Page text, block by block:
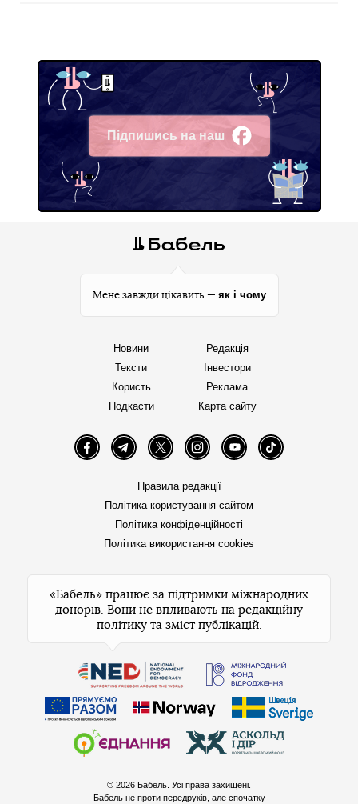
Підпишись на наш
Facebook
Мене завжди цікавить — як і чому
Новини
Тексти
Користь
Подкасти
Редакція
Інвестори
Реклама
Карта сайту
FacebookTelegramTwitter InstagramYouTube TikTok
Правила редакції
Політика користування сайтом
Політика конфіденційності
Політика використання cookies
«Бабель» працює за підтримки міжнародних
донорів. Вони не впливають на редакційну
політику та зміст публікацій.
© 2026 Бабель. Усі права захищені.
Бабель не проти передруків, але спочатку